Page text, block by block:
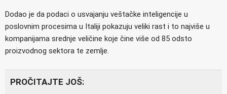
Dodao je da podaci o usvajanju veštačke inteligencije u
poslovnim procesima u Italiji pokazuju veliki rast i to najviše u
kompanijama srednje veličine koje čine više od 85 odsto
proizvodnog sektora te zemlje.
PROČITAJTE JOŠ: